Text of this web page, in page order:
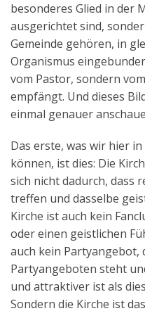
besonderes Glied in der
ausgerichtet sind,
Gemeinde gehören, in
Organismus
vom Pastor, sondern
empfängt. Und dieses
einmal genauer
Das erste, was wir hier
können, ist dies: Die
sich nicht dadurch, dass
treffen und dasselbe
Kirche ist auch kein
oder einen geistlichen
auch kein Partyangebot,
Partyangeboten steht
und attraktiver ist als
Sondern die Kirche ist